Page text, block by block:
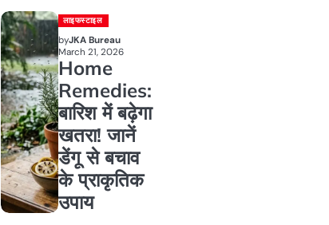
लाइफस्टाइल
byJKA Bureau
March 21, 2026
Home
Remedies:
बारिश में बढ़ेगा
खतरा! जानें
डेंगू से बचाव
के प्राकृतिक
उपाय